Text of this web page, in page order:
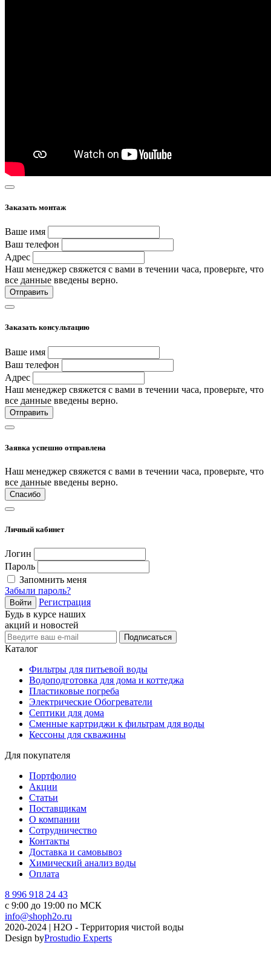
Заказать монтаж
Ваше имя
Ваш телефон
Адрес
Наш менеджер свяжется с вами в течении часа, проверьте, что
все данные введены верно.
Отправить
Заказать консультацию
Ваше имя
Ваш телефон
Адрес
Наш менеджер свяжется с вами в течении часа, проверьте, что
все данные введены верно.
Отправить
Заявка успешно отправлена
Наш менеджер свяжется с вами в течении часа, проверьте, что
все данные введены верно.
Спасибо
Личный кабинет
Логин
Пароль
Запомнить меня
Забыли пароль?
Войти
Регистрация
Будь в курсе наших
акций и новостей
Подписаться
Каталог
Фильтры для питьевой воды
Водоподготовка для дома и коттеджа
Пластиковые погреба
Электрические Обогреватели
Септики для дома
Сменные картриджи к фильтрам для воды
Кессоны для скважины
Для покупателя
Портфолио
Акции
Статьи
Поставщикам
О компании
Сотрудничество
Контакты
Доставка и самовывоз
Химический анализ воды
Оплата
8 996 918 24 43
с 9:00 до 19:00 по МСК
info@shoph2o.ru
2020-2024 | H2O - Территория чистой воды
Design byProstudio Experts